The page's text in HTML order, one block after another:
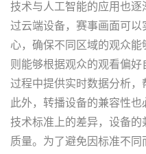
技术与人工智能的应用也
过云端设备，赛事画面可
心，确保不同区域的观众
则能够根据观众的观看偏
过程中提供实时数据分析，
此外，转播设备的兼容性
技术标准上的差异，设备
质量。为了避免因标准不